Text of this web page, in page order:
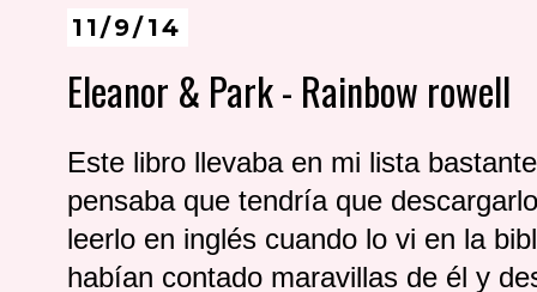
11/9/14
Eleanor & Park - Rainbow rowell
Este libro llevaba en mi lista
pensaba que tendría que
leerlo en inglés cuando lo vi en la
habían contado maravillas de él y